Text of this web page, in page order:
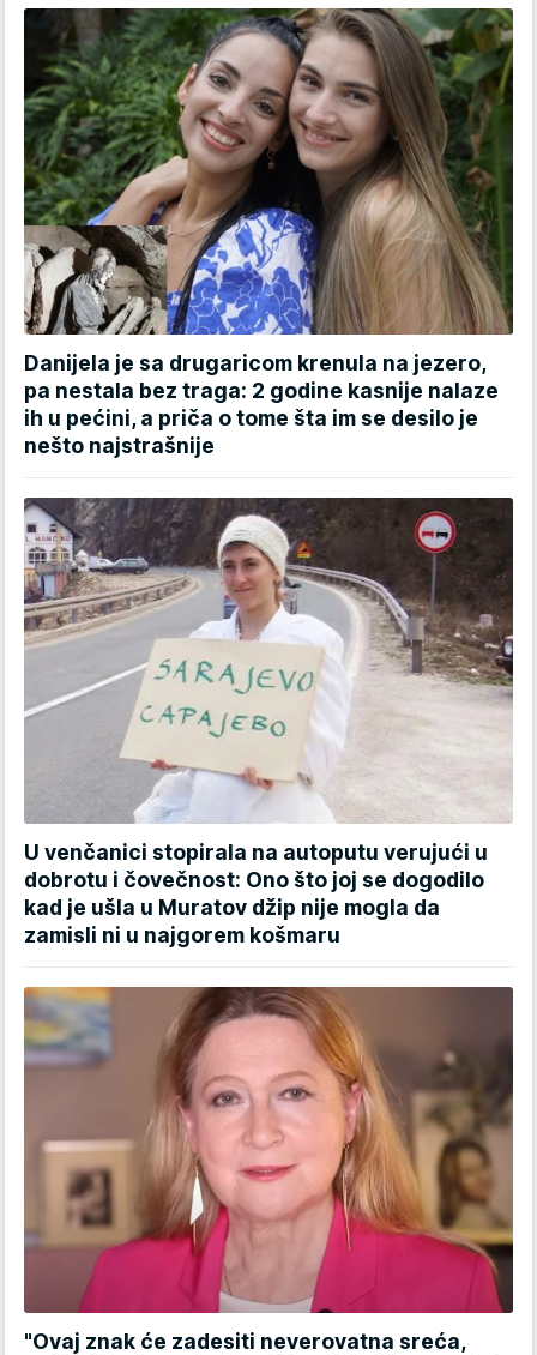
Danijela je sa drugaricom krenula na jezero,
pa nestala bez traga: 2 godine kasnije nalaze
ih u pećini, a priča o tome šta im se desilo je
nešto najstrašnije
U venčanici stopirala na autoputu verujući u
dobrotu i čovečnost: Ono što joj se dogodilo
kad je ušla u Muratov džip nije mogla da
zamisli ni u najgorem košmaru
"Ovaj znak će zadesiti neverovatna sreća,